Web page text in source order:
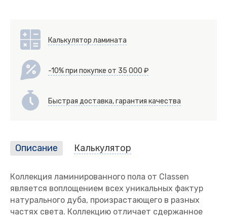
Калькулятор ламината
-10% при покупке от 35 000 ₽
Быстрая доставка, гарантия качества
Описание Калькулятор
Коллекция ламинированного пола от Classen
является воплощением всех уникальных фактур
натурального дуба, произрастающего в разных
частях света. Коллекцию отличает сдержанное